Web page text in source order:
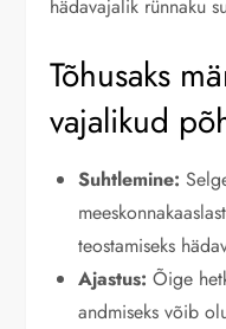
hädavajalik rünnaku
Tõhusaks
vajalikud
Suhtlemine:
teostamiseks
Ajastus: Õige
andmiseks võib